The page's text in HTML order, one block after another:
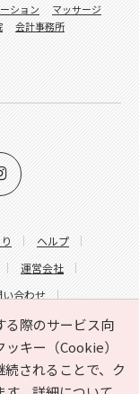
る際のサービス向
キー（Cookie）
されることで、ク
ヘルプ
運営会社
合わせ
わせ
ション
マッサージ
会計事務所